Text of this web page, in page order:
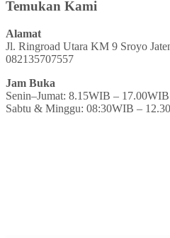
Temukan Kami
Alamat
Jl. Ringroad Utara KM 9 Sroyo
082135707557
Jam Buka
Senin–Jumat: 8.15WIB – 17.00WIB
Sabtu & Minggu: 08:30WIB –